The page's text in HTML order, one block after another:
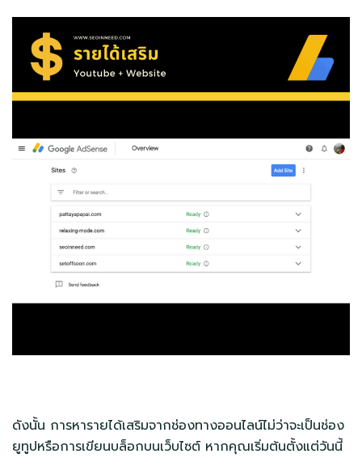
ดังนั้น การหารายได้เสริมจากช่องทางออนไลน์ไม่ว่าจะเป็นช่อง
ยูทูปหรือการเขียนบล็อกบนเว็บไซต์ หากคุณเริ่มต้นตั้งแต่วันนี้